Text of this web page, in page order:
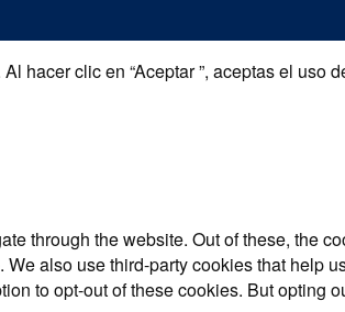
hacer clic en “Aceptar ”, aceptas el uso
through the website. Out of these, the
also use third-party cookies that help
to opt-out of these cookies. But opting